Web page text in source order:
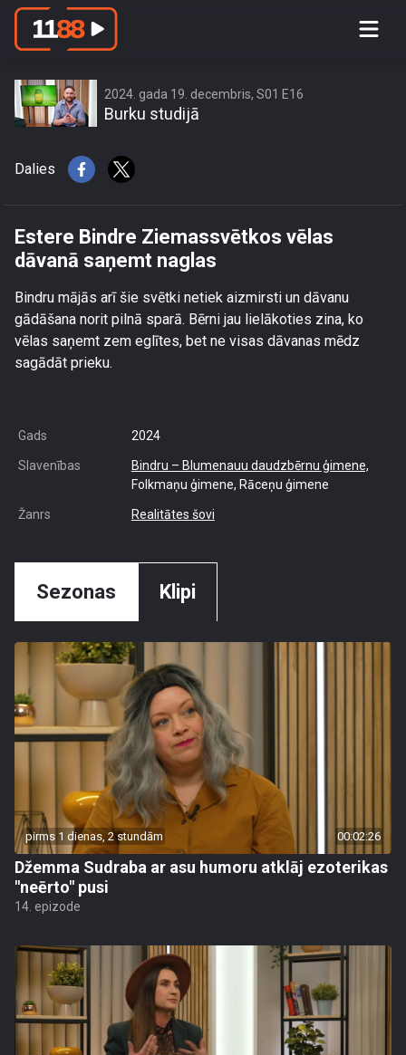
Estere Bindre Ziemassvētkos vēlas
2024. gada 19. decembris, S01 E16
Burku studijā
Dalies
Estere Bindre Ziemassvētkos vēlas
dāvanā saņemt naglas
Bindru mājās arī šie svētki netiek aizmirsti un dāvanu
gādāšana norit pilnā sparā. Bērni jau lielākoties zina, ko
vēlas saņemt zem eglītes, bet ne visas dāvanas mēdz
sagādāt prieku.
Gads 2024
Slavenības
Bindru – Blumenauu daudzbērnu ģimene,
Folkmaņu ģimene, Rāceņu ģimene
Žanrs Realitātes šovi
Sezonas Klipi
pirms 1 dienas, 2 stundām 00:02:26
Džemma Sudraba ar asu humoru atklāj ezoterikas
"neērto" pusi
14. epizode